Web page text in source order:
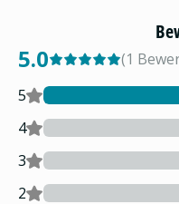
5.0 (1
5
4
3
2